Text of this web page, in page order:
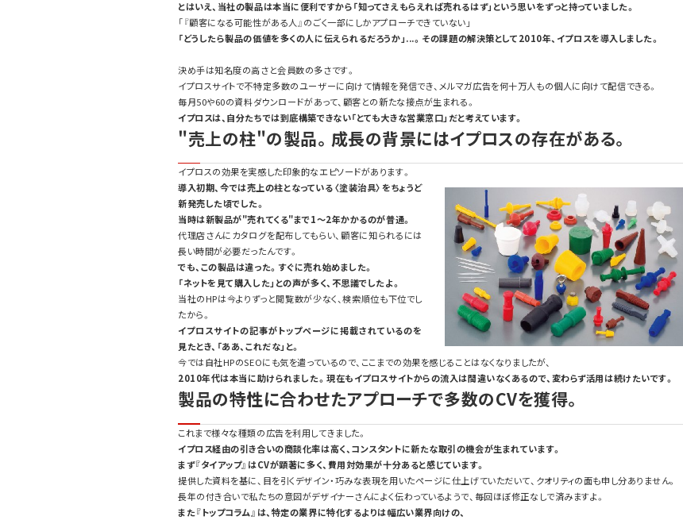
とはいえ、当社の製品は本当に便利ですから「知ってさえもらえれば売れるはず」という思いをずっと持っていました。
「『顧客になる可能性がある人』のごく一部にしかアプローチできていない」
「どうしたら製品の価値を多くの人に伝えられるだろうか」...。その課題の解決策として2010年、イプロスを導入しました。
決め手は知名度の高さと会員数の多さです。
イプロスサイトで不特定多数のユーザーに向けて情報を発信でき、メルマガ広告を何十万人もの個人に向けて配信できる。
毎月50や60の資料ダウンロードがあって、顧客との新たな接点が生まれる。
イプロスは、自分たちでは到底構築できない「とても大きな営業窓口」だと考えています。
"売上の柱"の製品。成長の背景にはイプロスの存在がある。
イプロスの効果を実感した印象的なエピソードがあります。
導入初期、今では売上の柱となっている〈塗装治具〉をちょうど
新発売した頃でした。
当時は新製品が"売れてくる"まで1～2年かかるのが普通。
代理店さんにカタログを配布してもらい、顧客に知られるには
長い時間が必要だったんです。
でも、この製品は違った。すぐに売れ始めました。
「ネットを見て購入した」との声が多く、不思議でしたよ。
当社のHPは今よりずっと閲覧数が少なく、検索順位も下位でし
たから。
イプロスサイトの記事がトップページに掲載されているのを
見たとき、「ああ、これだな」と。
今では自社HPのSEOにも気を遣っているので、ここまでの効果を感じることはなくなりましたが、
2010年代は本当に助けられました。現在もイプロスサイトからの流入は間違いなくあるので、変わらず活用は続けたいです。
製品の特性に合わせたアプローチで多数のCVを獲得。
これまで様々な種類の広告を利用してきました。
イプロス経由の引き合いの商談化率は高く、コンスタントに新たな取引の機会が生まれています。
まず『タイアップ』はCVが顕著に多く、費用対効果が十分あると感じています。
提供した資料を基に、目を引くデザイン・巧みな表現を用いたページに仕上げていただいて、クオリティの面も申し分ありません。
長年の付き合いで私たちの意図がデザイナーさんによく伝わっているようで、毎回ほぼ修正なしで済みますよ。
また『トップコラム』は、特定の業界に特化するよりは幅広い業界向けの、